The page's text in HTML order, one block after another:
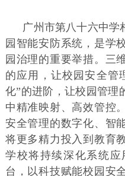
广州市第八十六中学
园智能安防系统，是学
园治理的重要举措。三
的应用，让校园安全管
化”的进阶，让校园管理
中精准映射、高效管控
安全管理的数字化、智
将更多精力投入到教育
学校将持续深化系统
台，以科技赋能校园安